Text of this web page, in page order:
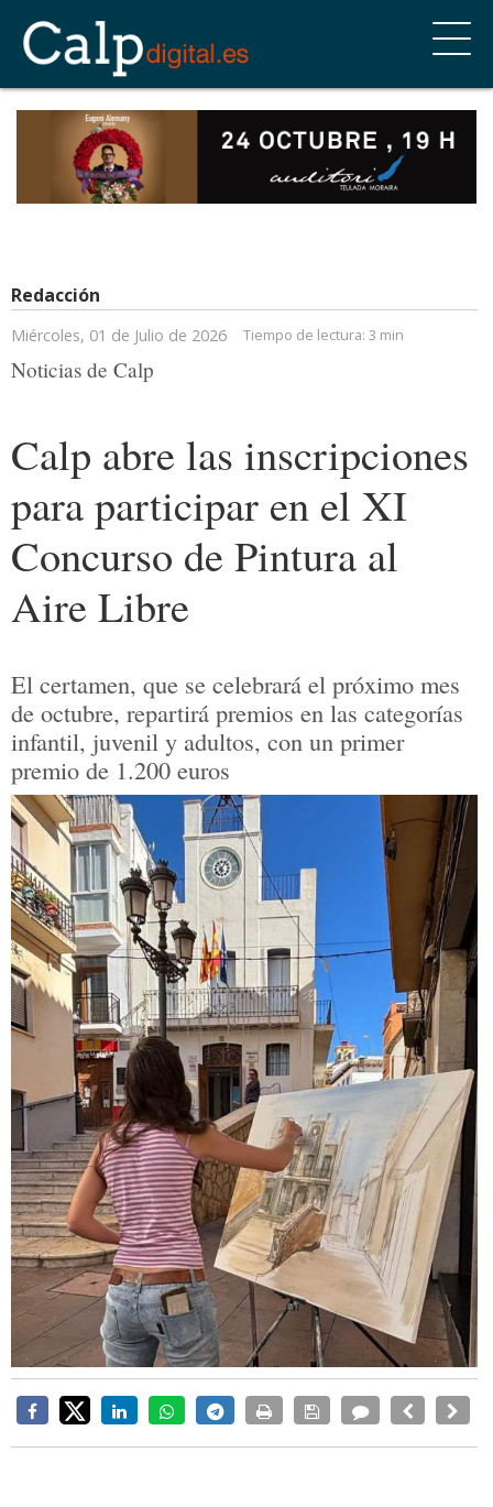
Redacción
Miércoles, 01 de Julio de 2026 Tiempo de lectura: 3 min
Noticias de Calp
Calp abre las inscripciones
para participar en el XI
Concurso de Pintura al
Aire Libre
El certamen, que se celebrará el próximo mes
de octubre, repartirá premios en las categorías
infantil, juvenil y adultos, con un primer
premio de 1.200 euros